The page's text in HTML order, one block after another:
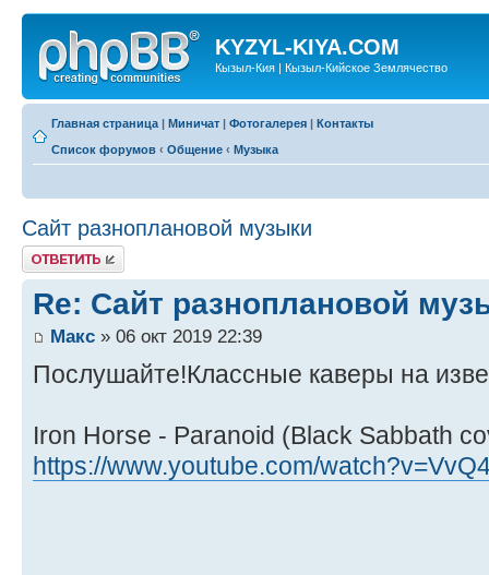
KYZYL-KIYA.COM
Кызыл-Кия | Кызыл-Кийское Землячество
Главная страница | Миничат | Фотогалерея | Контакты
Список форумов ‹ Общение ‹ Музыка
Сайт разноплановой музыки
Ответить
Re: Сайт разноплановой
Макс » 06 окт 2019 22:39
Послушайте!Классные каверы на
Iron Horse - Paranoid (Black Sabbath
https://www.youtube.com/